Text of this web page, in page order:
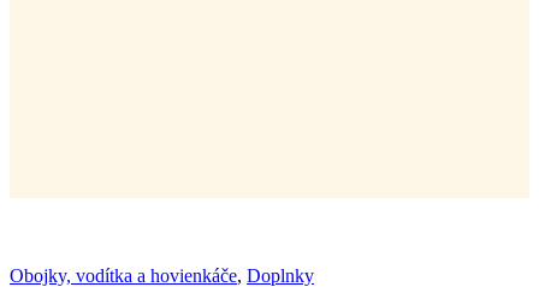
Obojky, vodítka a hovienkáče, Doplnky